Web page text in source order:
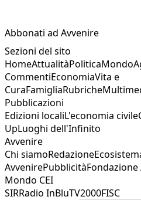
Abbonati ad Avvenire
Sezioni del sito
HomeAttualitàPoliticaMondo
CommentiEconomiaVita e
CuraFamigliaRubriche
Pubblicazioni
Edizioni localiL'economia civile
UpLuoghi dell'Infinito
Avvenire
Chi siamoRedazione
AvvenirePubblicitàFondazione
Mondo CEI
SIRRadio InBluTV2000FISC